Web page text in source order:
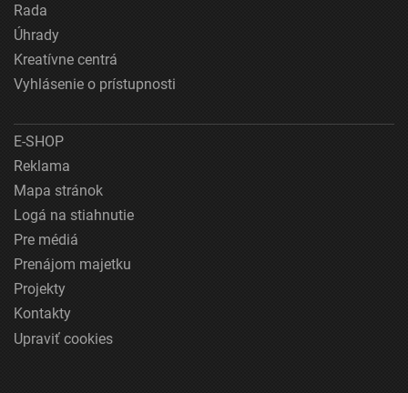
Rada
Úhrady
Kreatívne centrá
Vyhlásenie o prístupnosti
E-SHOP
Reklama
Mapa stránok
Logá na stiahnutie
Pre médiá
Prenájom majetku
Projekty
Kontakty
Upraviť cookies